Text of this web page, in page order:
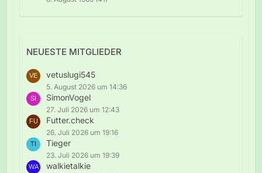
NEUESTE MITGLIEDER
vetuslugi545
5. August 2026 um 14:36
SimonVogel
27. Juli 2026 um 12:43
Futter.check
26. Juli 2026 um 19:16
Tieger
23. Juli 2026 um 19:39
walkietalkie